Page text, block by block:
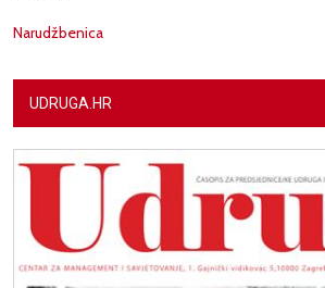
Narudžbenica
UDRUGA.HR